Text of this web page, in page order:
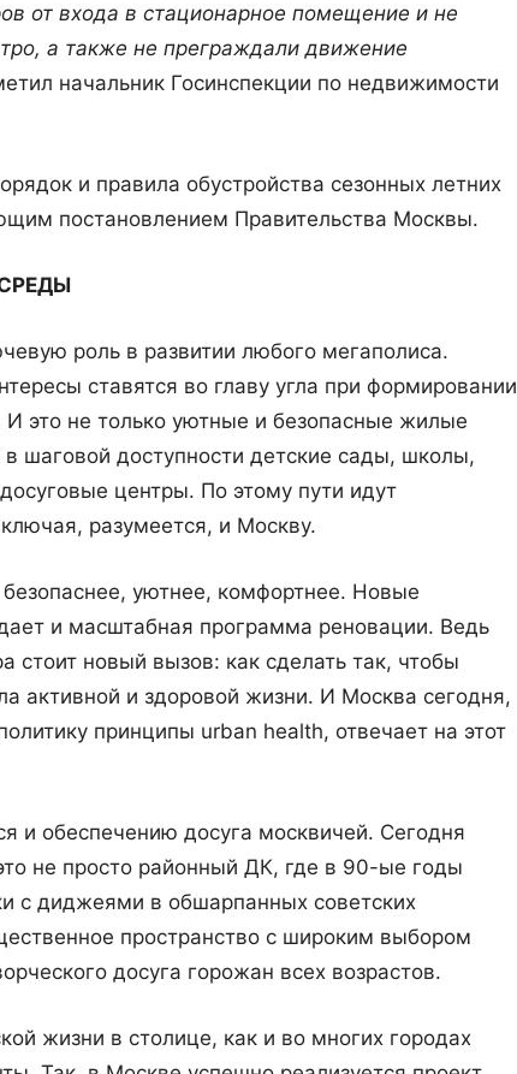
от входа в стационарное помещение и не
а также не преграждали движение
начальник Госинспекции по недвижимости
и правила обустройства сезонных летних
постановлением Правительства Москвы.
роль в развитии любого мегаполиса.
ставятся во главу угла при формировании
это не только уютные и безопасные жилые
шаговой доступности детские сады, школы,
центры. По этому пути идут
разумеется, и Москву.
уютнее, комфортнее. Новые
и масштабная программа реновации. Ведь
стоит новый вызов: как сделать так, чтобы
активной и здоровой жизни. И Москва сегодня,
принципы urban health, отвечает на этот
и обеспечению досуга москвичей. Сегодня
не просто районный ДК, где в 90-ые годы
с диджеями в обшарпанных советских
пространство с широким выбором
досуга горожан всех возрастов.
жизни в столице, как и во многих городах